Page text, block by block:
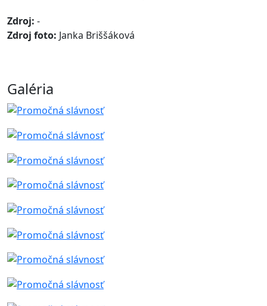
Zdroj: -
Zdroj foto: Janka Briššáková
Galéria